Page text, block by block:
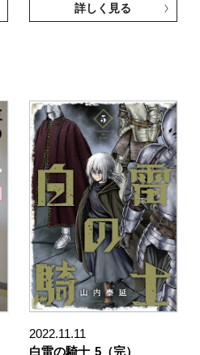
詳しく見る
2022.11.11
白雷の騎士 5（完）